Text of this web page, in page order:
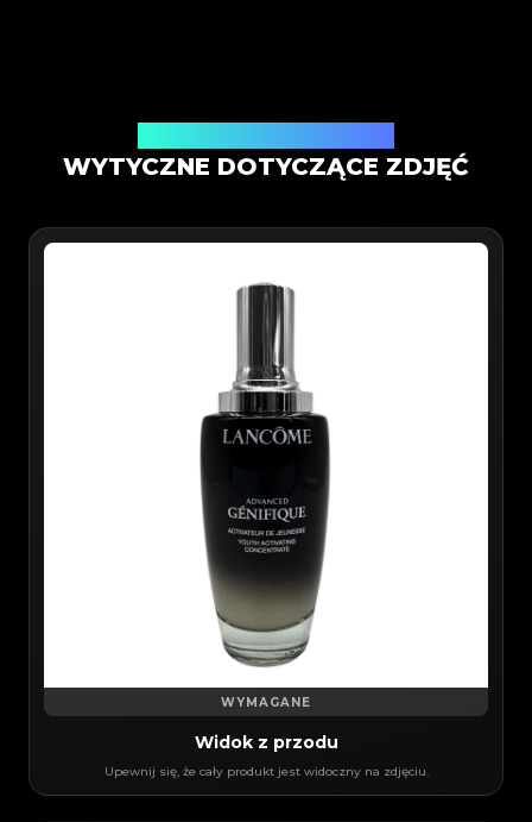
WYTYCZNE DOTYCZĄCE ZDJĘĆ
WYMAGANE
Widok z przodu
Upewnij się, że cały produkt jest widoczny na zdjęciu.